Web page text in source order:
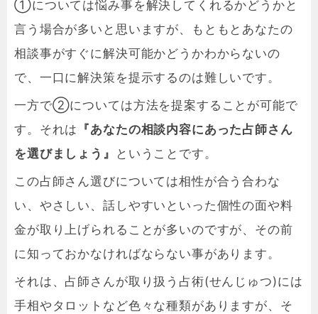
①については悩み事を解決してくれるかどうかと
言う場合が多いと思いますが、もともとあなたの
相談事がすぐに解決可能かどうかわからないの
で、一口に解決策を提示するのは難しいです。
一方で②については方法を提案することが可能で
す。それは 『あなたの相談内容にあった占師さん
を選びましょう』
ということです。
この占師さん選びについては相性が合う合わな
い、やさしい、話しやすいといった個性の面や料
金が取り上げられることが多いのですが、その前
に知っておかなければならない事があります。
それは、占師さんが取り扱う占術(せんじゅつ)には
手相やタロットなど色々な種類がありますが、そ